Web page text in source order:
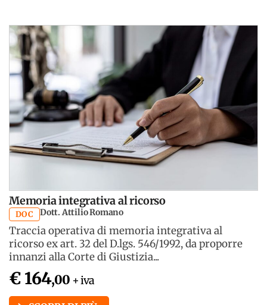
Memoria integrativa al ricorso
DOC Dott. Attilio Romano
Traccia operativa di memoria integrativa al
ricorso ex art. 32 del D.lgs. 546/1992, da proporre
innanzi alla Corte di Giustizia...
€ 164,00 + iva